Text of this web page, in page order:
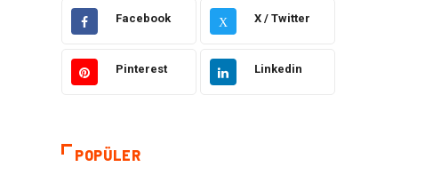
Taşımacılık
Hukuk Giyim
Yapı İnşaat
Facebook X X / Twitter
Pinterest Linkedin
POPÜLER